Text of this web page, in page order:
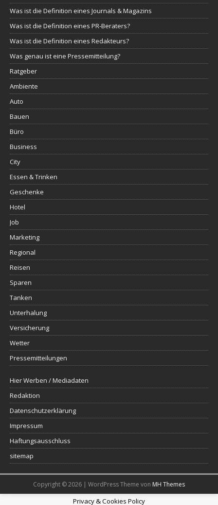
Was ist die Definition eines Journals & Magazins
Was ist die Definition eines PR-Beraters?
Was ist die Definition eines Redakteurs?
Was genau ist eine Pressemitteilung?
Ratgeber
Ambiente
Auto
Bauen
Büro
Business
City
Essen & Trinken
Geschenke
Hotel
Job
Marketing
Regional
Reisen
Sparen
Tanken
Unterhalung
Versicherung
Wetter
Pressemitteilungen
Hier Werben / Mediadaten
Redaktion
Datenschutzerklärung
Impressum
Haftungsausschluss
sitemap
Copyright © 2026 | WordPress Theme von MH Themes
Privacy & Cookies Policy